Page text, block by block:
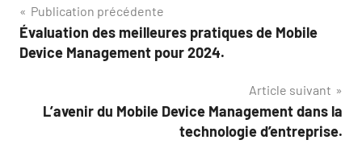
Navigation
de
Publication précédente
Évaluation des meilleures pratiques de Mobile
Device Management pour 2024.
Article suivant
L’avenir du Mobile Device Management dans la
technologie d’entreprise.